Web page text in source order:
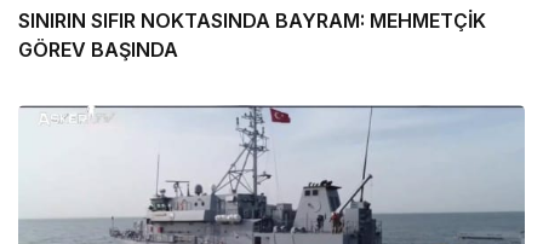
SINIRIN SIFIR NOKTASINDA BAYRAM: MEHMETÇİK
GÖREV BAŞINDA